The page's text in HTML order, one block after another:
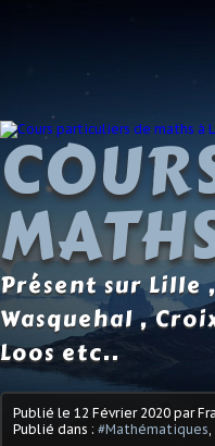
Présent sur Lille
Wasquehal ,
Loos etc..
Publié le 12 Février 2020 par
Publié dans : #Mathématiques